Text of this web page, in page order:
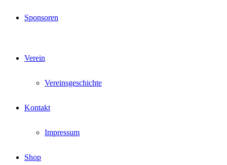
Sponsoren
Verein
Vereinsgeschichte
Kontakt
Impressum
Shop